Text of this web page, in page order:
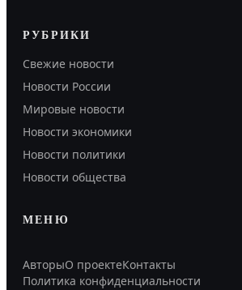
РУБРИКИ
Свежие новости
Новости России
Мировые новости
Новости экономики
Новости политики
Новости общества
МЕНЮ
АвторыО проектеКонтакты
Политика конфиденциальности